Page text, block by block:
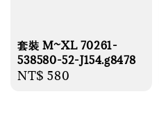
套裝 M~XL 70261-
538580-52-J154.g8478
Regular
NT$ 580